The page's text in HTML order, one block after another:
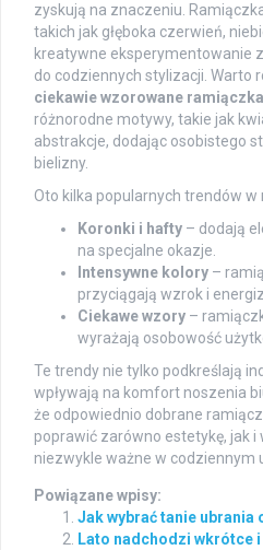
zyskują na znaczeniu.
takich jak głęboka czerwień,
kreatywne eksperymentowanie
do codziennych stylizacji. Warto
ciekawie wzorowane ramiączka
różnorodne motywy, takie jak
abstrakcje, dodając osobistego
bielizny.
Oto kilka popularnych trendów
Koronki i hafty – dodają
na specjalne okazje.
Intensywne kolory –
przyciągają wzrok i
Ciekawe wzory –
wyrażają osobowość
Te trendy nie tylko podkreślają
wpływają na komfort noszenia
że odpowiednio dobrane
poprawić zarówno estetykę, jak i
niezwykle ważne w codziennym
Powiązane wpisy:
Jak wybrać tanie ubrania
Lato nadchodzi wkrótce